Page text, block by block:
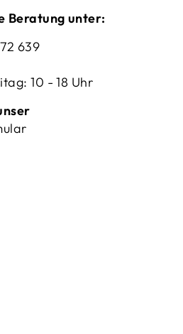
Beratung unter:
639
10 - 18 Uhr